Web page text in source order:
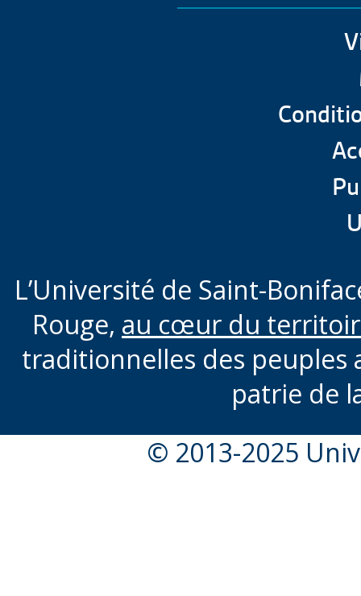
L’Université de Saint-
Rouge, au cœur du
traditionnelles des peuples
patrie de
© 2013-2025